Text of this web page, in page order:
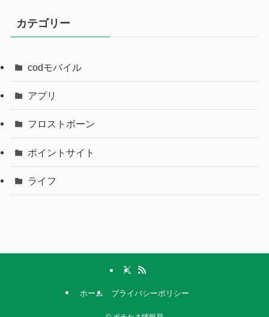
カテゴリー
codモバイル
アプリ
フロストボーン
ポイントサイト
ライフ
ホーム プライバシーポリシー